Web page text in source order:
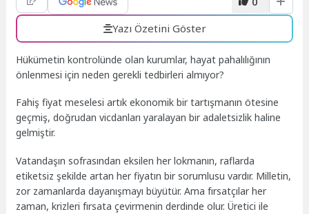
Yazı Özetini Göster
Hükümetin kontrolünde olan kurumlar, hayat pahalılığının
önlenmesi için neden gerekli tedbirleri almıyor?
Fahiş fiyat meselesi artık ekonomik bir tartışmanın ötesine
geçmiş, doğrudan vicdanları yaralayan bir adaletsizlik haline
gelmiştir.
Vatandaşın sofrasından eksilen her lokmanın, raflarda
etiketsiz şekilde artan her fiyatın bir sorumlusu vardır. Milletin,
zor zamanlarda dayanışmayı büyütür. Ama fırsatçılar her
zaman, krizleri fırsata çevirmenin derdinde olur. Üretici ile